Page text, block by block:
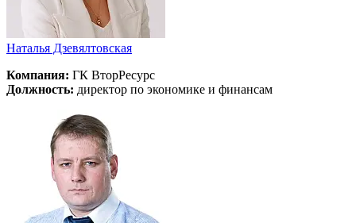
Наталья Дзевялтовская
Компания: ГК ВторРесурс
Должность: директор по экономике и финансам